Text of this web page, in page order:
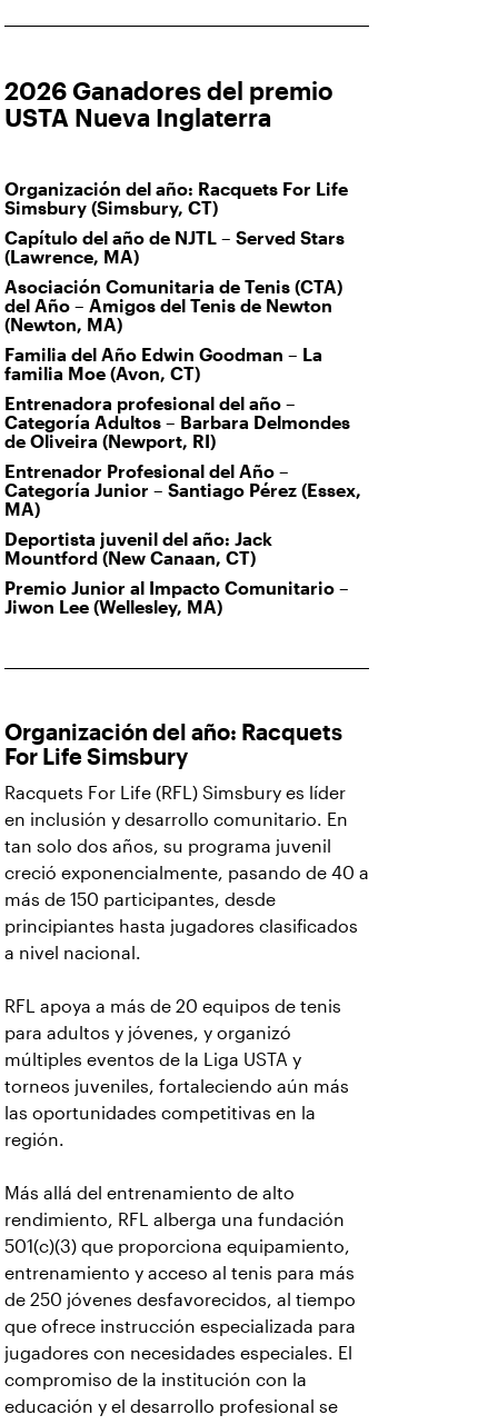
2026 Ganadores del premio
USTA Nueva Inglaterra
Organización del año: Racquets For Life
Simsbury (Simsbury, CT)
Capítulo del año de NJTL – Served Stars
(Lawrence, MA)
Asociación Comunitaria de Tenis (CTA)
del Año – Amigos del Tenis de Newton
(Newton, MA)
Familia del Año Edwin Goodman – La
familia Moe (Avon, CT)
Entrenadora profesional del año –
Categoría Adultos – Barbara Delmondes
de Oliveira (Newport, RI)
Entrenador Profesional del Año –
Categoría Junior – Santiago Pérez (Essex,
MA)
Deportista juvenil del año: Jack
Mountford (New Canaan, CT)
Premio Junior al Impacto Comunitario –
Jiwon Lee (Wellesley, MA)
Organización del año: Racquets
For Life Simsbury
Racquets For Life (RFL) Simsbury es líder
en inclusión y desarrollo comunitario. En
tan solo dos años, su programa juvenil
creció exponencialmente, pasando de 40 a
más de 150 participantes, desde
principiantes hasta jugadores clasificados
a nivel nacional.
RFL apoya a más de 20 equipos de tenis
para adultos y jóvenes, y organizó
múltiples eventos de la Liga USTA y
torneos juveniles, fortaleciendo aún más
las oportunidades competitivas en la
región.
Más allá del entrenamiento de alto
rendimiento, RFL alberga una fundación
501(c)(3) que proporciona equipamiento,
entrenamiento y acceso al tenis para más
de 250 jóvenes desfavorecidos, al tiempo
que ofrece instrucción especializada para
jugadores con necesidades especiales. El
compromiso de la institución con la
educación y el desarrollo profesional se